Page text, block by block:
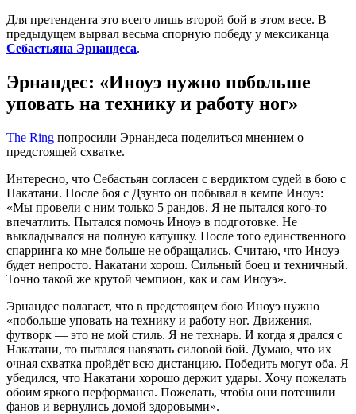
Для претендента это всего лишь второй бой в этом весе. В
предыдущем вырвал весьма спорную победу у мексиканца
Себастьяна Эрнандеса.
Эрнандес: «Иноуэ нужно побольше
уповать на технику и работу ног»
The Ring попросили Эрнандеса поделиться мнением о
предстоящей схватке.
Интересно, что Себастьян согласен с вердиктом судей в бою с
Накатани. После боя с Дзунто он побывал в кемпе Иноуэ:
«Мы провели с ним только 5 рандов. Я не пытался кого-то
впечатлить. Пытался помочь Иноуэ в подготовке. Не
выкладывался на полную катушку. После того единственного
спарринга ко мне больше не обращались. Считаю, что Иноуэ
будет непросто. Накатани хорош. Сильный боец и техничный.
Точно такой же крутой чемпион, как и сам Иноуэ».
Эрнандес полагает, что в предстоящем бою Иноуэ нужно
«побольше уповать на технику и работу ног. Движения,
футворк — это не мой стиль. Я не технарь. И когда я дрался с
Накатани, то пытался навязать силовой бой. Думаю, что их
очная схватка пройдёт всю дистанцию. Победить могут оба. Я
убедился, что Накатани хорошо держит удары. Хочу пожелать
обоим яркого перформанса. Пожелать, чтобы они потешили
фанов и вернулись домой здоровыми».